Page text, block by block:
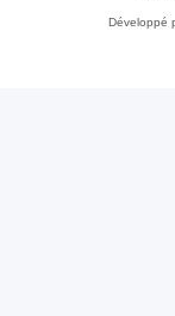
Développé